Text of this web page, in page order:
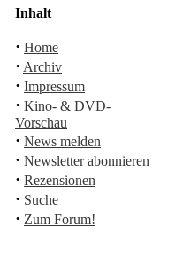
Inhalt
· Home
· Archiv
· Impressum
· Kino- & DVD-
Vorschau
· News melden
· Newsletter abonnieren
· Rezensionen
· Suche
· Zum Forum!